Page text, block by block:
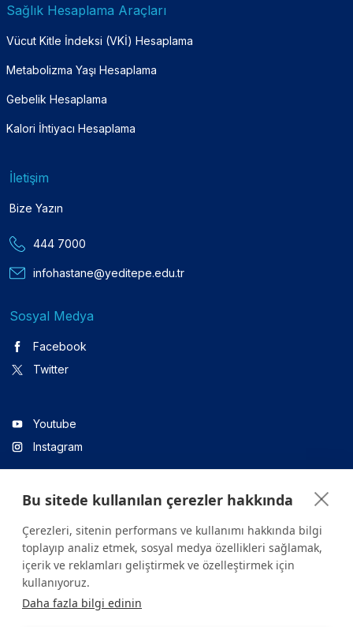
Sağlık Hesaplama Araçları
Vücut Kitle İndeksi (VKİ) Hesaplama
Metabolizma Yaşı Hesaplama
Gebelik Hesaplama
Kalori İhtiyacı Hesaplama
İletişim
Bize Yazın
444 7000
infohastane@yeditepe.edu.tr
Sosyal Medya
Facebook
Twitter
Youtube
Instagram
Linkedin
Sitede yer alan tüm içerikler yalnızca bilgilendirme amaçlıdır.
Sağlığınızla ilgili sorularınız için mutlaka doktoruza ya da bir sağlık
kuruluşuna başvurunuz.
Bu sitede kullanılan çerezler hakkında
Çerezleri, sitenin performans ve kullanımı hakkında bilgi
toplayıp analiz etmek, sosyal medya özellikleri sağlamak,
içerik ve reklamları geliştirmek ve özelleştirmek için
kullanıyoruz.
Daha fazla bilgi edinin